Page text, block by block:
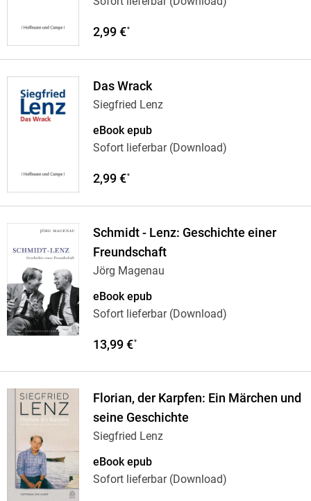
2,99 €*
Das Wrack
Siegfried Lenz
eBook epub
Sofort lieferbar (Download)
2,99 €*
Schmidt - Lenz: Geschichte einer
Freundschaft
Jörg Magenau
eBook epub
Sofort lieferbar (Download)
13,99 €*
Florian, der Karpfen: Ein Märchen und
seine Geschichte
Siegfried Lenz
eBook epub
Sofort lieferbar (Download)